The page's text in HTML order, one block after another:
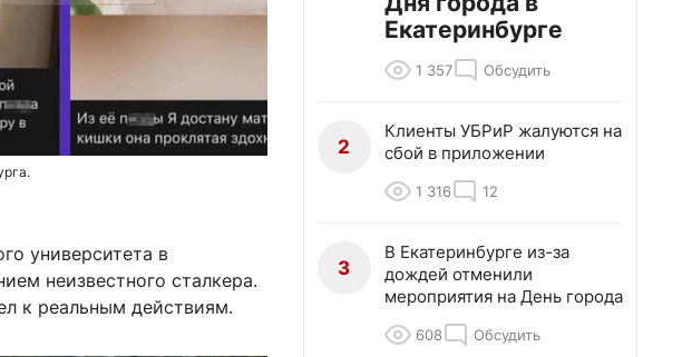
университета в
неизвестного сталкера.
к реальным действиям.
Екатеринбурге
1 357 Обсудить
2
Клиенты УБРиР жалуются на
сбой в приложении
1 316 12
3
В Екатеринбурге из-за
дождей отменили
мероприятия на День города
608 Обсудить